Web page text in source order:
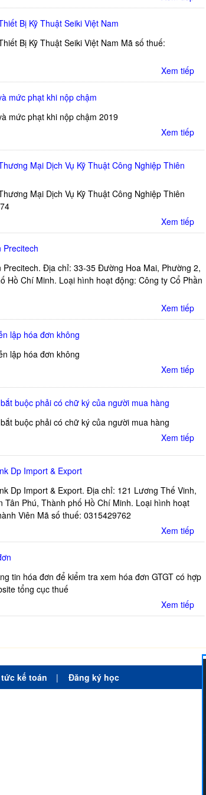
Bị Kỹ Thuật Seiki Việt Nam
Bị Kỹ Thuật Seiki Việt Nam Mã số thuế:
Xem tiếp
mức phạt khi nộp chậm
mức phạt khi nộp chậm 2019
Xem tiếp
Mại Dịch Vụ Kỹ Thuật Công Nghiệp Thiên
Mại Dịch Vụ Kỹ Thuật Công Nghiệp Thiên
Xem tiếp
Precitech
Precitech. Địa chỉ: 33-35 Đường Hoa Mai, Phường 2,
Hồ Chí Minh. Loại hình hoạt động: Công ty Cổ Phần
Xem tiếp
lập hóa đơn không
lập hóa đơn không
Xem tiếp
buộc phải có chữ ký của người mua hàng
buộc phải có chữ ký của người mua hàng
Xem tiếp
Dp Import & Export
Dp Import & Export. Địa chỉ: 121 Lương Thế Vinh,
Tân Phú, Thành phố Hồ Chí Minh. Loại hình hoạt
Viên Mã số thuế: 0315429762
Xem tiếp
tin hóa đơn để kiểm tra xem hóa đơn GTGT có hợp
tổng cục thuế
Xem tiếp
kế toán | Đăng ký học